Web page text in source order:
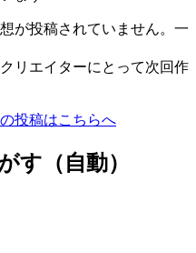
が投稿されていません。一
リエイターにとって次回作
投稿はこちらへ
す（自動）